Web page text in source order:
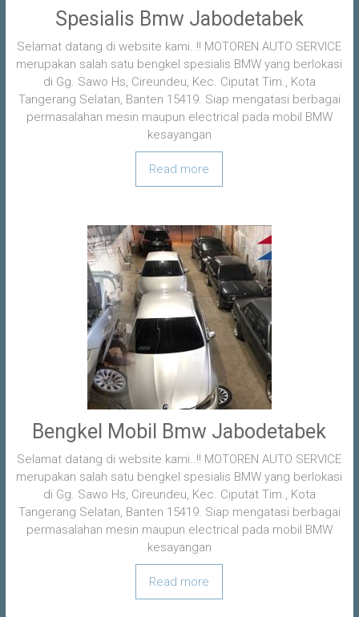
Spesialis Bmw Jabodetabek
Selamat datang di website kami..!! MOTOREN AUTO SERVICE
merupakan salah satu bengkel spesialis BMW yang berlokasi
di Gg. Sawo Hs, Cireundeu, Kec. Ciputat Tim., Kota
Tangerang Selatan, Banten 15419. Siap mengatasi berbagai
permasalahan mesin maupun electrical pada mobil BMW
kesayangan
Read more
Bengkel Mobil Bmw Jabodetabek
Selamat datang di website kami..!! MOTOREN AUTO SERVICE
merupakan salah satu bengkel spesialis BMW yang berlokasi
di Gg. Sawo Hs, Cireundeu, Kec. Ciputat Tim., Kota
Tangerang Selatan, Banten 15419. Siap mengatasi berbagai
permasalahan mesin maupun electrical pada mobil BMW
kesayangan
Read more